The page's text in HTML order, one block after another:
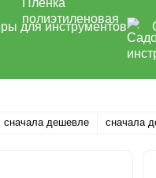
для инструментов
сначала дешевле сначала